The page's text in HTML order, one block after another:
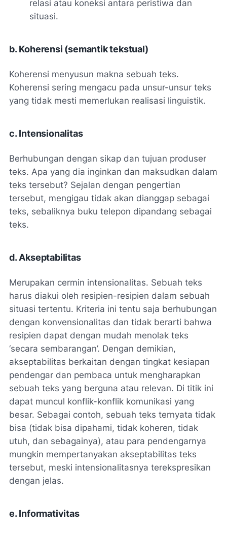
relasi atau koneksi antara peristiwa dan
situasi.
b. Koherensi (semantik tekstual)
Koherensi menyusun makna sebuah teks.
Koherensi sering mengacu pada unsur-unsur teks
yang tidak mesti memerlukan realisasi linguistik.
c. Intensionalitas
Berhubungan dengan sikap dan tujuan produser
teks. Apa yang dia inginkan dan maksudkan dalam
teks tersebut? Sejalan dengan pengertian
tersebut, mengigau tidak akan dianggap sebagai
teks, sebaliknya buku telepon dipandang sebagai
teks.
d. Akseptabilitas
Merupakan cermin intensionalitas. Sebuah teks
harus diakui oleh resipien-resipien dalam sebuah
situasi tertentu. Kriteria ini tentu saja berhubungan
dengan konvensionalitas dan tidak berarti bahwa
resipien dapat dengan mudah menolak teks
‘secara sembarangan’. Dengan demikian,
akseptabilitas berkaitan dengan tingkat kesiapan
pendengar dan pembaca untuk mengharapkan
sebuah teks yang berguna atau relevan. Di titik ini
dapat muncul konflik-konflik komunikasi yang
besar. Sebagai contoh, sebuah teks ternyata tidak
bisa (tidak bisa dipahami, tidak koheren, tidak
utuh, dan sebagainya), atau para pendengarnya
mungkin mempertanyakan akseptabilitas teks
tersebut, meski intensionalitasnya terekspresikan
dengan jelas.
e. Informativitas